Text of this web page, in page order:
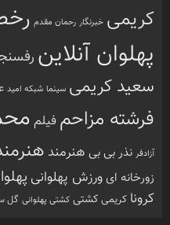
کریمی خبرنگار رحمان مقدم
پهلوان آنلاین
سعید کریمی سینما شبکه امید
فرشته مزاحمفیلم
آزادفر نذر بی بی هنرمند
زورخانه ای ورزش پهلوانی
کرونا کریمی کشتی کشتی پهلوانی گل